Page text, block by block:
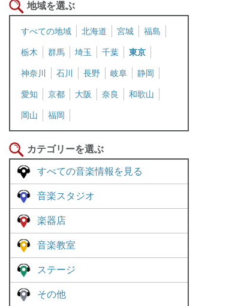
地域を選ぶ
すべての地域 北海道 宮城 福島
栃木 群馬 埼玉 千葉 東京
神奈川 石川 長野 岐阜 静岡
愛知 京都 大阪 奈良 和歌山
岡山 福岡
カテゴリーを選ぶ
すべての音楽情報を見る
音楽スタジオ
楽器店
音楽教室
ステージ
その他